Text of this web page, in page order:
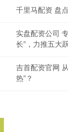
千里马配资 盘
实盘配资公司
长”，力推五大
吉首配资官网
热”？